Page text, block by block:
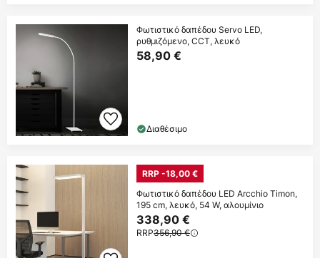
Φωτιστικό δαπέδου Servo LED,
ρυθμιζόμενο, CCT, λευκό
58,90 €
Διαθέσιμο
RRP -18,00 €
Φωτιστικό δαπέδου LED Arcchio Timon,
195 cm, λευκό, 54 W, αλουμίνιο
338,90 €
RRP356,90 €